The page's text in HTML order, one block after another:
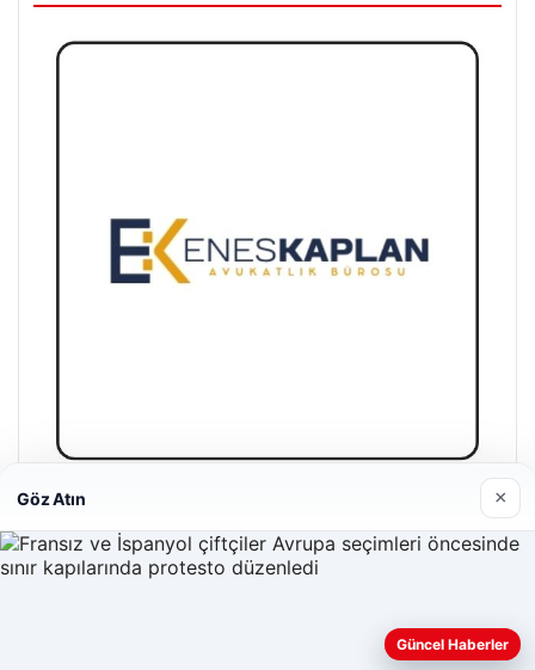
Enes Kaplan Avukatlık Bürosu
28/04/2026
Web sitemizi nasıl kullandığınızı daha iyi anlayabilmek,
Göz Atın ×
Güncel Haberler